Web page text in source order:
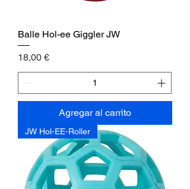
Balle Hol-ee Giggler JW
Precio
18,00 €
Agregar al carrito
JW Hol-EE-Roller